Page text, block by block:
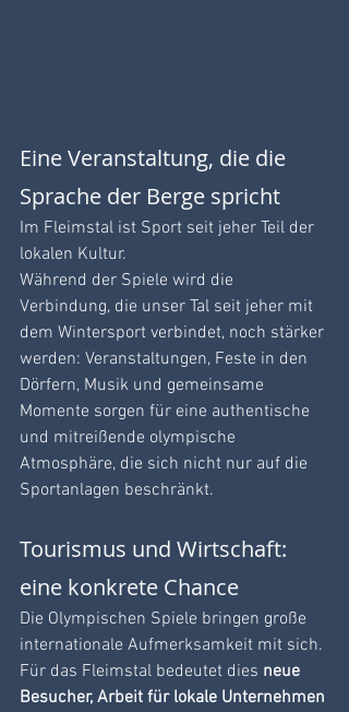
Eine Veranstaltung, die die
Sprache der Berge spricht
Im Fleimstal ist Sport seit jeher Teil der
lokalen Kultur.
Während der Spiele wird die
Verbindung, die unser Tal seit jeher mit
dem Wintersport verbindet, noch stärker
werden: Veranstaltungen, Feste in den
Dörfern, Musik und gemeinsame
Momente sorgen für eine authentische
und mitreißende olympische
Atmosphäre, die sich nicht nur auf die
Sportanlagen beschränkt.
Tourismus und Wirtschaft:
eine konkrete Chance
Die Olympischen Spiele bringen große
internationale Aufmerksamkeit mit sich.
Für das Fleimstal bedeutet dies neue
Besucher, Arbeit für lokale Unternehmen